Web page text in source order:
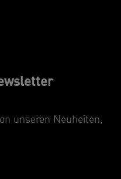
unseren Neuheiten,